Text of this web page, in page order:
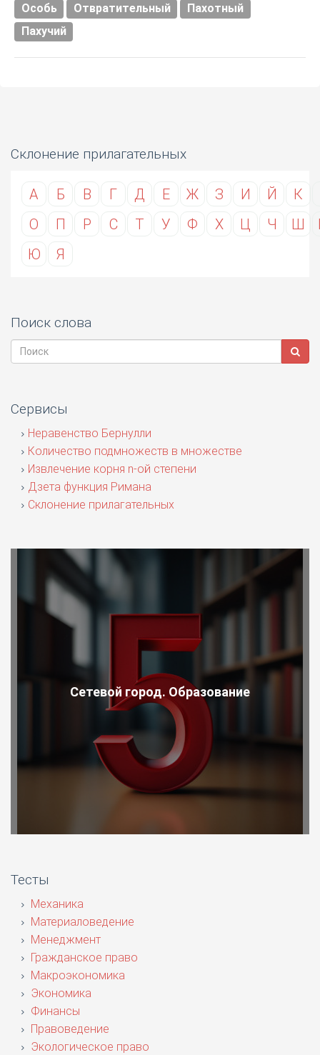
Особь Отвратительный
Пахотный
Пахучий
Склонение прилагательных
А Б В Г Д Е Ж З И Й К
О
П Р С Т У Ф Х Ц Ч Ш
Ю
Я
Поиск слова
Сервисы
Неравенство Бернулли
Количество подмножеств в множестве
Извлечение корня n-ой степени
Дзета функция Римана
Склонение прилагательных
Сетевой город. Образование
Тесты
Механика
Материаловедение
Менеджмент
Гражданское право
Макроэкономика
Экономика
Финансы
Правоведение
Экологическое право